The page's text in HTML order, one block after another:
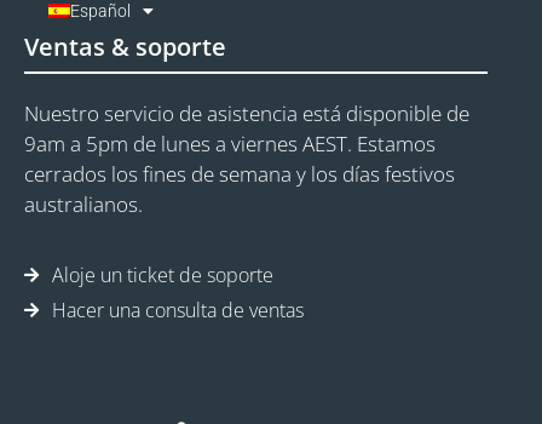
Español
Ventas & soporte
Nuestro servicio de asistencia está disponible de
9am a 5pm de lunes a viernes AEST. Estamos
cerrados los fines de semana y los días festivos
australianos.
Aloje un ticket de soporte
Hacer una consulta de ventas